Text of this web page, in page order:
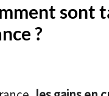
sont
?